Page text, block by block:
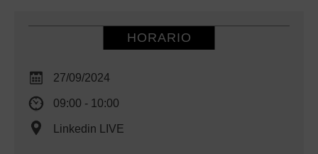
HORARIO
27/09/2024
09:00 10:00
Linkedin LIVE